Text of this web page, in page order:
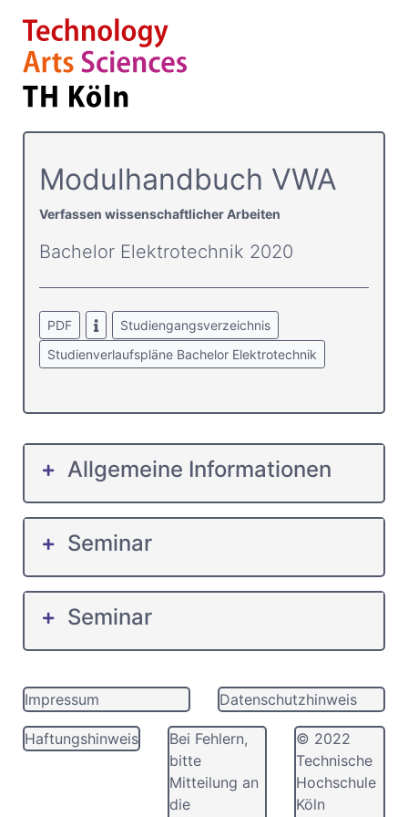
Modulhandbuch VWA
Verfassen wissenschaftlicher Arbeiten
Bachelor Elektrotechnik 2020
PDF
Studiengangsverzeichnis
Studienverlaufspläne Bachelor Elektrotechnik
Allgemeine Informationen
Seminar
Seminar
Impressum Datenschutzhinweis
Haftungshinweis
Bei Fehlern,
bitte
Mitteilung an
die
© 2022
Technische
Hochschule
Köln